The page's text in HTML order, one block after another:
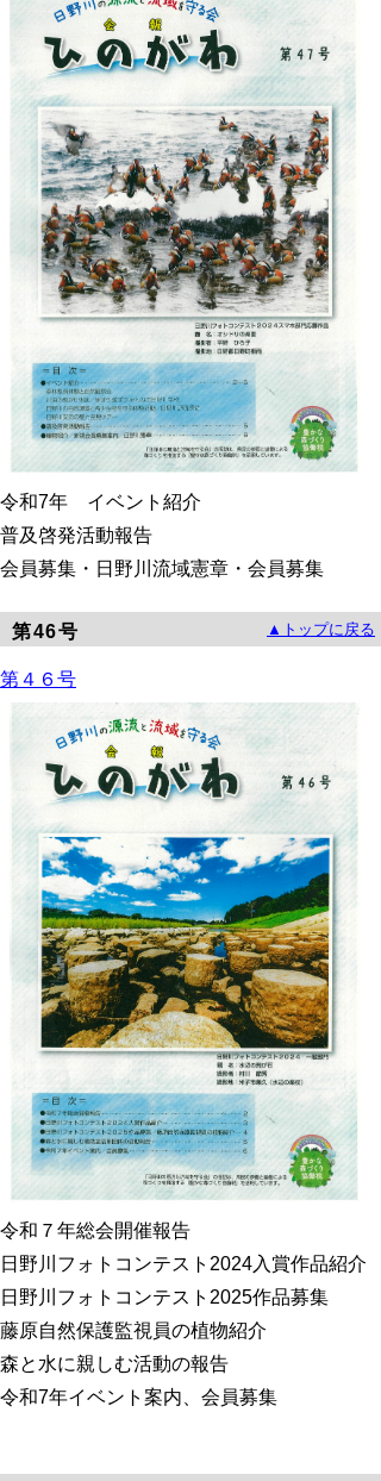
令和7年 イベント紹介
普及啓発活動報告
会員募集・日野川流域憲章・会員募集
第46号 ▲トップに戻る
第４６号
令和７年総会開催報告
日野川フォトコンテスト2024入賞作品紹介
日野川フォトコンテスト2025作品募集
藤原自然保護監視員の植物紹介
森と水に親しむ活動の報告
令和7年イベント案内、会員募集